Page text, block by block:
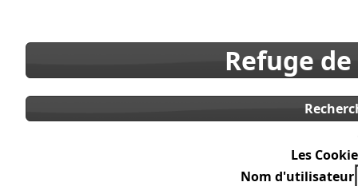
Refuge
Les
Nom d'utilisateur